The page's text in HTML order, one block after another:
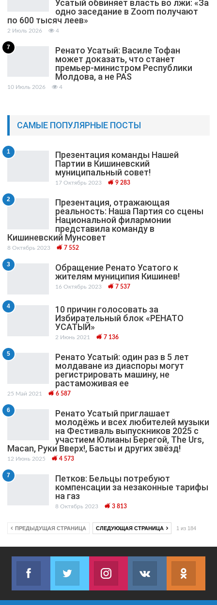
Усатый обвиняет власть во лжи: «За
одно заседание в Zoom получают
по 600 тысяч леев»
2 Июль 2026 4
7
Ренато Усатый: Василе Тофан
может доказать, что станет
премьер-министром Республики
Молдова, а не PAS
10 Июль 2026 4
САМЫЕ ПОПУЛЯРНЫЕ ПОСТЫ
1
Презентация команды Нашей
Партии в Кишиневский
муниципальный cовет!
17 Октябрь 2023 9 283
2
Презентация, отражающая
реальность: Наша Партия со сцены
Национальной филармонии
представила команду в
Кишиневский Мунсовет
8 Октябрь 2023 7 552
3
Обращение Ренато Усатого к
жителям муниципия Кишинев!
16 Октябрь 2023 7 537
4
10 причин голосовать за
Избирательный блок «РЕНАТО
УСАТЫЙ»
2 Июнь 2021 7 136
5
Ренато Усатый: один раз в 5 лет
молдаване из диаспоры могут
регистрировать машину, не
растаможивая ее
25 Май 2021 6 587
6
Ренато Усатый приглашает
молодёжь и всех любителей музыки
на Фестиваль выпускников 2025 с
участием Юлианы Берегой, The Urs,
Macan, Руки Вверх!, Басты и других звёзд!
12 Июнь 2025 4 573
7
Петков: Бельцы потребуют
компенсации за незаконные тарифы
на газ
8 Октябрь 2023 3 813
ПРЕДЫДУЩАЯ СТРАНИЦА СЛЕДУЮЩАЯ СТРАНИЦА 1 из 184
Facebook
Join us on Facebook
Twitter
Join us on TwitterJoin us on InstagramJoin us on VK